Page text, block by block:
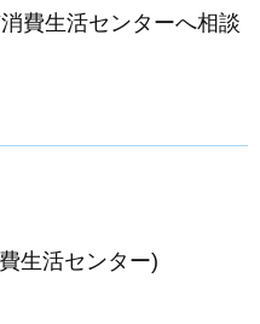
費生活センターへ相談
生活センター)